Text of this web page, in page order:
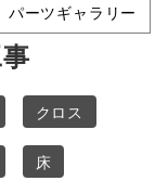
パーツギャラリー
クロス
床